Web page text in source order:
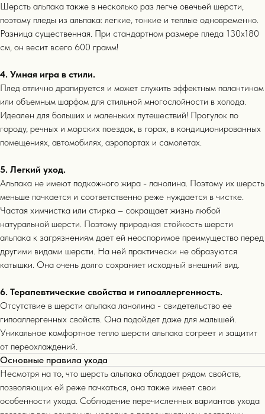
Шерсть альпака также в несколько раз легче овечьей шерсти,
поэтому пледы из альпака: легкие, тонкие и теплые одновременно.
Разница существенная. При стандартном размере пледа 130х180
см, он весит всего 600 грамм!
4. Умная игра в стили.
Плед отлично драпируется и может служить эффектным палантином
или объемным шарфом для стильной многослойности в холода.
Идеален для больших и маленьких путешествий! Прогулок по
городу, речных и морских поездок, в горах, в кондиционированных
помещениях, автомобилях, аэропортах и самолетах.
5. Легкий уход.
Альпака не имеют подкожного жира - ланолина. Поэтому их шерсть
меньше пачкается и соответственно реже нуждается в чистке.
Частая химчистка или стирка – сокращает жизнь любой
натуральной шерсти. Поэтому природная стойкость шерсти
альпака к загрязнениям дает ей неоспоримое преимущество перед
другими видами шерсти. На ней практически не образуются
катышки. Она очень долго сохраняет исходный внешний вид.
6. Терапевтические свойства и гипоаллергенность.
Отсутствие в шерсти альпака ланолина - свидетельство ее
гипоаллергенных свойств. Она подойдет даже для малышей.
Уникальное комфортное тепло шерсти альпака согреет и защитит
от переохлаждений.
Основные правила ухода
Несмотря на то, что шерсть альпака обладает рядом свойств,
позволяющих ей реже пачкаться, она также имеет свои
особенности ухода. Соблюдение перечисленных вариантов ухода
покупателей
Бестселлеры